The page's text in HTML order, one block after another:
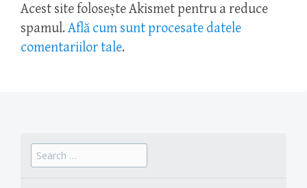
Acest site folosește Akismet pentru a reduce
spamul. Află cum sunt procesate datele
comentariilor tale.
Search
for: